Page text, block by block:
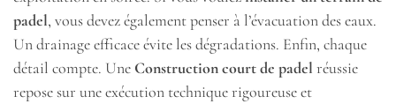
padel, vous devez également penser à l’évacuation des eaux.
Un drainage efficace évite les dégradations. Enfin, chaque
détail compte. Une Construction court de padel réussie
repose sur une exécution technique rigoureuse et